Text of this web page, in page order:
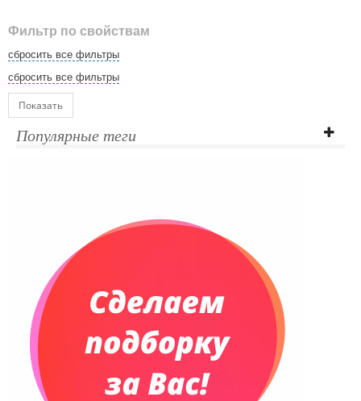
Фильтр по свойствам
сбросить все фильтры
сбросить все фильтры
Показать
Популярные теги